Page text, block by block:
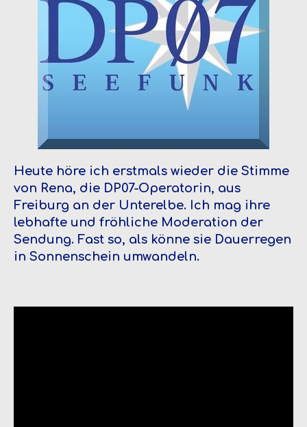
Heute höre ich erstmals wieder die Stimme
von Rena, die DP07-Operatorin, aus
Freiburg an der Unterelbe. Ich mag ihre
lebhafte und fröhliche Moderation der
Sendung. Fast so, als könne sie Dauerregen
in Sonnenschein umwandeln.